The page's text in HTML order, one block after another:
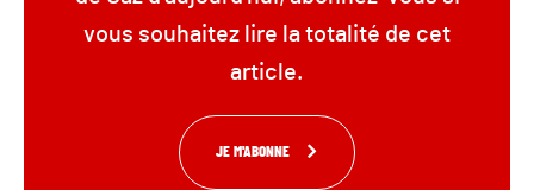
vous souhaitez lire la totalité de cet
article.
JE M'ABONNE